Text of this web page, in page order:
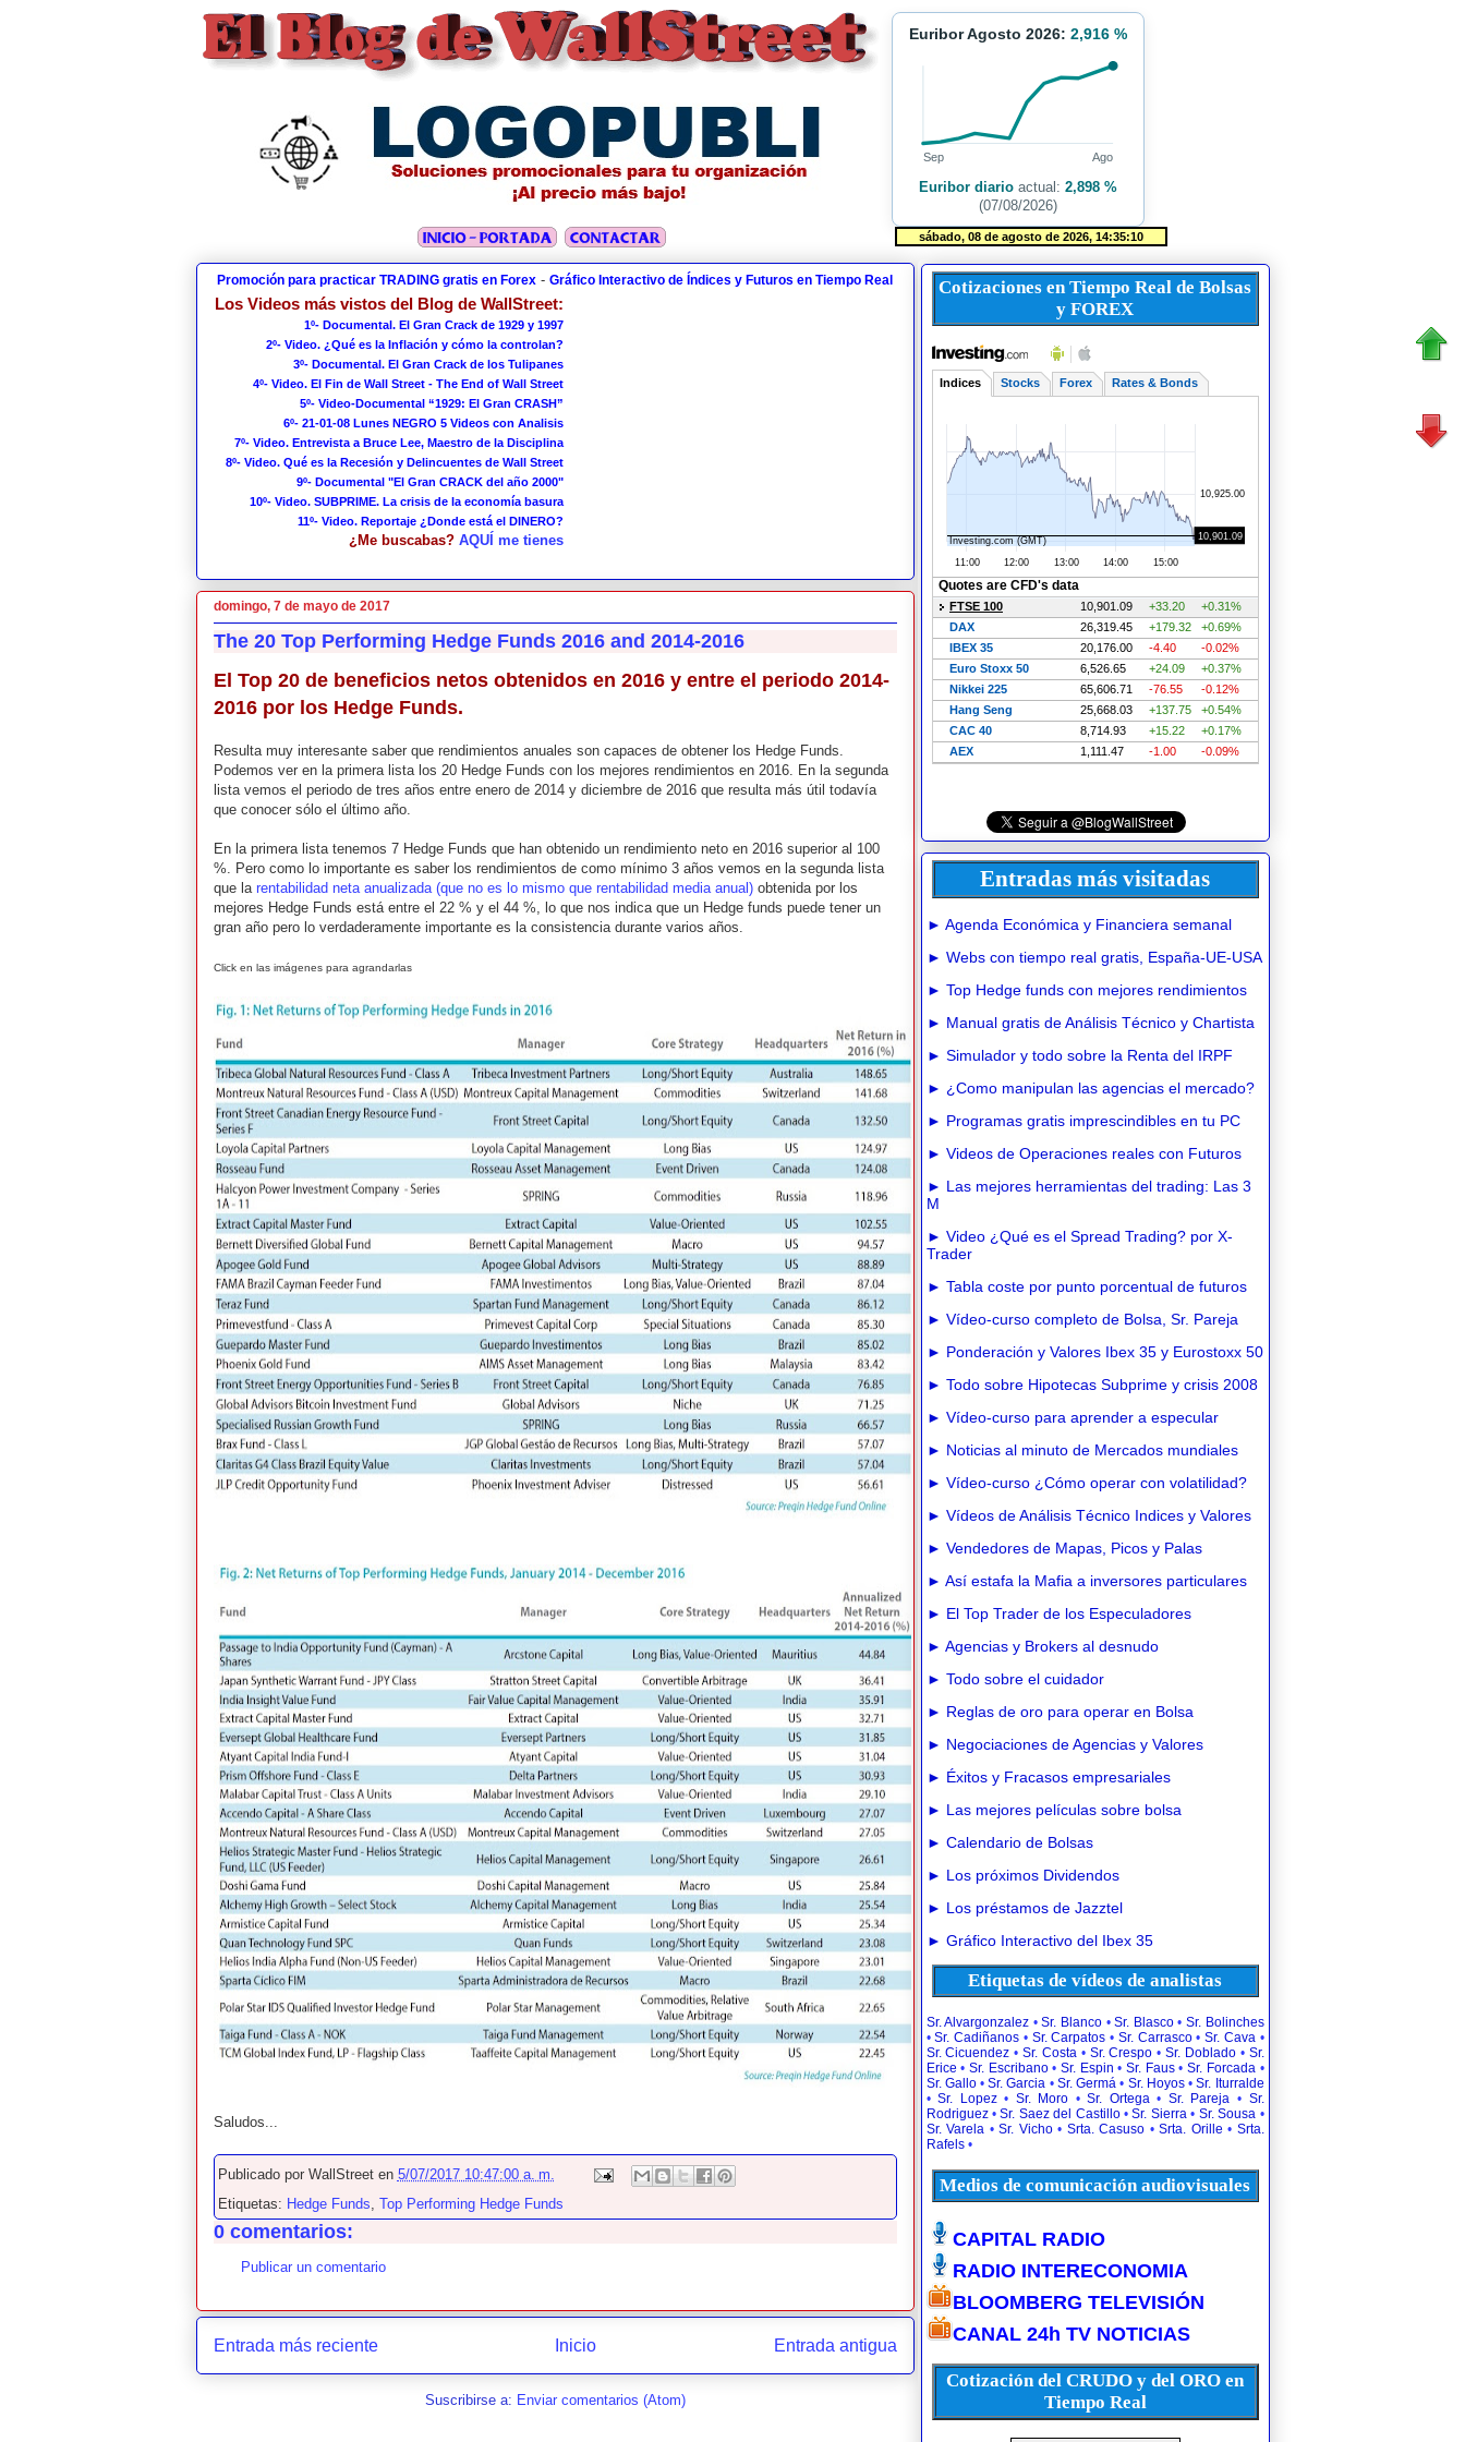
Euribor Agosto 2026: 2,916 %
Sep Ago
Euribor diarioactual: 2,898 %
(07/08/2026)
Promoción para practicar TRADING gratis en Forex - Gráfico Interactivo de Índices y Futuros en Tiempo Real
Los Videos más vistos del Blog de WallStreet:
1º- Documental. El Gran Crack de 1929 y 1997
2º- Video. ¿Qué es la Inflación y cómo la controlan?
3º- Documental. El Gran Crack de los Tulipanes
4º- Video. El Fin de Wall Street - The End of Wall Street
5º- Video-Documental “1929: El Gran CRASH”
6º- 21-01-08 Lunes NEGRO 5 Videos con Analisis
7º- Video. Entrevista a Bruce Lee, Maestro de la Disciplina
8º- Video. Qué es la Recesión y Delincuentes de Wall Street
9º- Documental "El Gran CRACK del año 2000"
10º- Video. SUBPRIME. La crisis de la economía basura
11º- Video. Reportaje ¿Donde está el DINERO?
¿Me buscabas? AQUÍ me tienes
domingo, 7 de mayo de 2017
The 20 Top Performing Hedge Funds 2016 and 2014-2016
El Top 20 de beneficios netos obtenidos en 2016 y entre el periodo 2014-
2016 por los Hedge Funds.
Resulta muy interesante saber que rendimientos anuales son capaces de obtener los Hedge Funds.
Podemos ver en la primera lista los 20 Hedge Funds con los mejores rendimientos en 2016. En la segunda
lista vemos el periodo de tres años entre enero de 2014 y diciembre de 2016 que resulta más útil todavía
que conocer sólo el último año.
En la primera lista tenemos 7 Hedge Funds que han obtenido un rendimiento neto en 2016 superior al 100
%. Pero como lo importante es saber los rendimientos de como mínimo 3 años vemos en la segunda lista
que la rentabilidad neta anualizada (que no es lo mismo que rentabilidad media anual)obtenida por los
mejores Hedge Funds está entre el 22 % y el 44 %, lo que nos indica que un Hedge funds puede tener un
gran año pero lo verdaderamente importante es la consistencia durante varios años.
Click en las imágenes para agrandarlas
Saludos...
Publicado por WallStreet en 5/07/2017 10:47:00 a. m.
Etiquetas: Hedge Funds, Top Performing Hedge Funds
0 comentarios:
Publicar un comentario
Entrada más reciente Entrada antigua
Inicio
Suscribirse a: Enviar comentarios (Atom)
Cotizaciones en Tiempo Real de Bolsas
y FOREX
Entradas más visitadas
► Agenda Económica y Financiera semanal
► Webs con tiempo real gratis, España-UE-USA
► Top Hedge funds con mejores rendimientos
► Manual gratis de Análisis Técnico y Chartista
► Simulador y todo sobre la Renta del IRPF
► ¿Como manipulan las agencias el mercado?
► Programas gratis imprescindibles en tu PC
► Videos de Operaciones reales con Futuros
► Las mejores herramientas del trading: Las 3
M
► Video ¿Qué es el Spread Trading? por X-
Trader
► Tabla coste por punto porcentual de futuros
► Vídeo-curso completo de Bolsa, Sr. Pareja
► Ponderación y Valores Ibex 35 y Eurostoxx 50
► Todo sobre Hipotecas Subprime y crisis 2008
► Vídeo-curso para aprender a especular
► Noticias al minuto de Mercados mundiales
► Vídeo-curso ¿Cómo operar con volatilidad?
► Vídeos de Análisis Técnico Indices y Valores
► Vendedores de Mapas, Picos y Palas
► Así estafa la Mafia a inversores particulares
► El Top Trader de los Especuladores
► Agencias y Brokers al desnudo
► Todo sobre el cuidador
► Reglas de oro para operar en Bolsa
► Negociaciones de Agencias y Valores
► Éxitos y Fracasos empresariales
► Las mejores películas sobre bolsa
► Calendario de Bolsas
► Los próximos Dividendos
► Los préstamos de Jazztel
► Gráfico Interactivo del Ibex 35
Etiquetas de vídeos de analistas
Sr. Alvargonzalez •Sr. Blanco•Sr. Blasco• Sr. Bolinches
•Sr. Cadiñanos • Sr. Carpatos • Sr. Carrasco• Sr. Cava•
Sr. Cicuendez •Sr. Costa• Sr. Crespo •Sr. Doblado• Sr.
Erice • Sr. Escribano• Sr. Espin •Sr. Faus•Sr. Forcada•
Sr. Gallo•Sr. Garcia • Sr. Germá • Sr. Hoyos•Sr. Iturralde
•Sr. Lopez• Sr. Moro •Sr. Ortega• Sr. Pareja • Sr.
Rodriguez•Sr. Saez del Castillo•Sr. Sierra• Sr. Sousa •
Sr. Varela • Sr. Vicho• Srta. Casuso • Srta. Orille • Srta.
Rafels•
Medios de comunicación audiovisuales
CAPITAL RADIO
RADIO INTERECONOMIA
BLOOMBERG TELEVISIÓN
CANAL 24h TV NOTICIAS
Cotización del CRUDO y del ORO en
Tiempo Real